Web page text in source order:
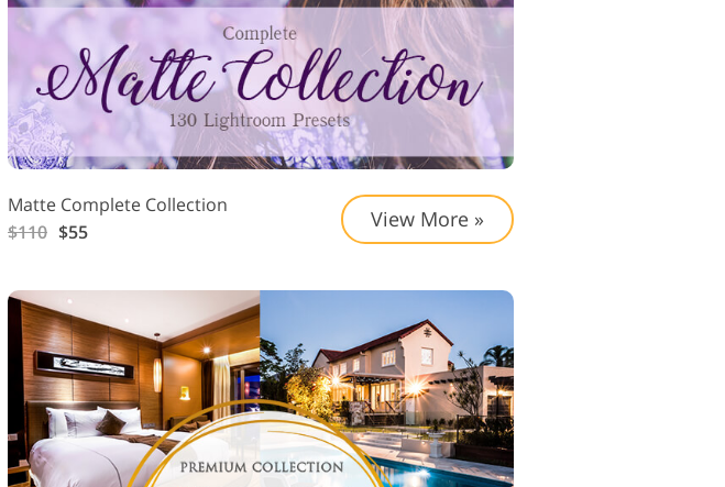
Matte Complete Collection
$110 $55
View More »